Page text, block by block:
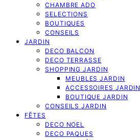
CHAMBRE ADO
SELECTIONS
BOUTIQUES
CONSEILS
JARDIN
DECO BALCON
DECO TERRASSE
SHOPPING JARDIN
MEUBLES JARDIN
ACCESSOIRES JARDIN
BOUTIQUE JARDIN
CONSEILS JARDIN
FÊTES
DECO NOEL
DECO PAQUES